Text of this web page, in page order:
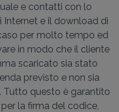
e contatti con lo
Internet e il download di
per molto tempo ed
in modo che il cliente
scaricato sia stato
previsto e non sia
questo è garantito
la firma del codice,